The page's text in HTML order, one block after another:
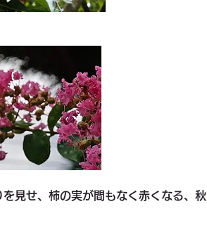
見せ、柿の実が間もなく赤くなる、秋